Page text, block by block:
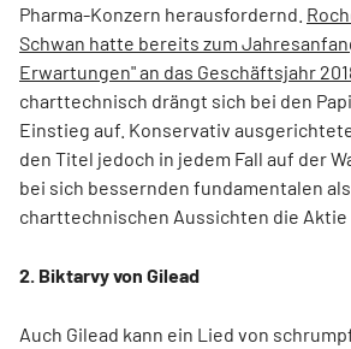
Pharma-Konzern herausfordernd.
Schwan hatte bereits zum
Erwartungen" an das Geschäftsjahr
charttechnisch drängt sich bei den
Einstieg auf. Konservativ
den Titel jedoch in jedem Fall auf der
bei sich bessernden fundamentalen
charttechnischen Aussichten die Aktie
2. Biktarvy von Gilead
Auch Gilead kann ein Lied von